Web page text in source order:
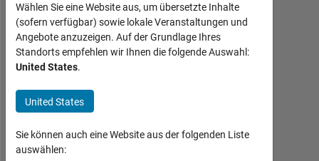
Luis
Pantin
Last
etwa
4
Jahre
Wählen Sie eine Website aus, um übersetzte Inhalte
(sofern verfügbar) sowie lokale Veranstaltungen und
Angebote anzuzeigen. Auf der Grundlage Ihres
Standorts empfehlen wir Ihnen die folgende Auswahl:
United States.
United States
Sie können auch eine Website aus der folgenden Liste
auswählen: